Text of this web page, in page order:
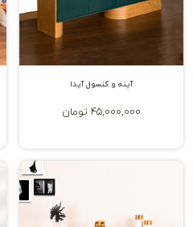
آینه و کنسول آیدا
45,000,000 تومان